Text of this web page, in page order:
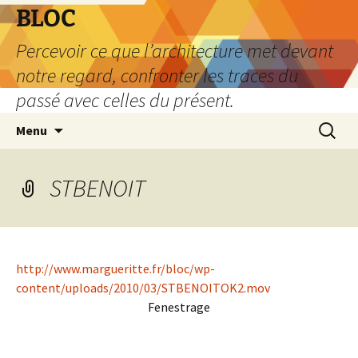
Aller
au
contenu
BLOC
Percevoir ce que l’architecture met devant
notre regard, confronter les traces du
passé avec celles du présent.
Menu
STBENOIT
http://www.margueritte.fr/bloc/wp-
content/uploads/2010/03/STBENOITOK2.mov
Fenestrage